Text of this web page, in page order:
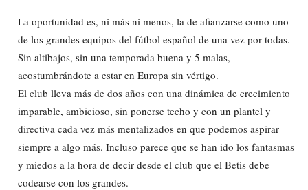
La oportunidad es, ni más ni menos, la de afianzarse como uno
de los grandes equipos del fútbol español de una vez por todas.
Sin altibajos, sin una temporada buena y 5 malas,
acostumbrándote a estar en Europa sin vértigo.
El club lleva más de dos años con una dinámica de crecimiento
imparable, ambicioso, sin ponerse techo y con un plantel y
directiva cada vez más mentalizados en que podemos aspirar
siempre a algo más. Incluso parece que se han ido los fantasmas
y miedos a la hora de decir desde el club que el Betis debe
codearse con los grandes.